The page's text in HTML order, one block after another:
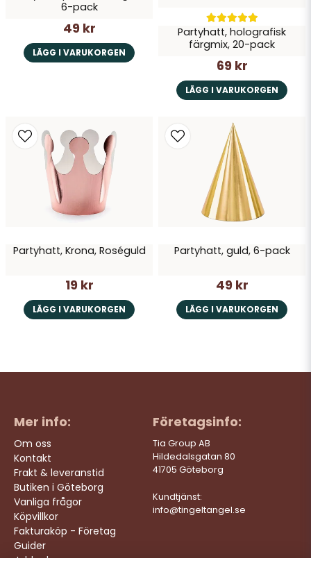
6-pack
49 kr
LÄGG I VARUKORGEN
Partyhatt, holografisk
färgmix, 20-pack
69 kr
LÄGG I VARUKORGEN
Partyhatt, Krona, Roséguld
19 kr
LÄGG I VARUKORGEN
Partyhatt, guld, 6-pack
49 kr
LÄGG I VARUKORGEN
Mer info:
Om oss
Kontakt
Frakt & leveranstid
Butiken i Göteborg
Vanliga frågor
Köpvillkor
Fakturaköp - Företag
Guider
Jobba hos oss
Företagsinfo:
Tia Group AB
Hildedalsgatan 80
41705 Göteborg
Kundtjänst:
info@tingeltangel.se